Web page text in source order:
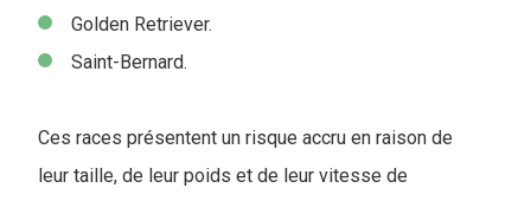
Golden Retriever.
Saint-Bernard.
Ces races présentent un risque accru en raison de
leur taille, de leur poids et de leur vitesse de